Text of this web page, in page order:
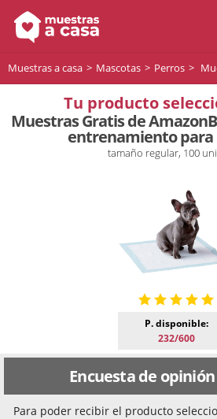
Muestras a casa Mascotas Perros Muestras gratis de
Tu producto
Muestras Gratis de
entrenamiento para
tamaño regular, 100
P. disponible:
232/600
Encuesta de
Para poder recibir el producto